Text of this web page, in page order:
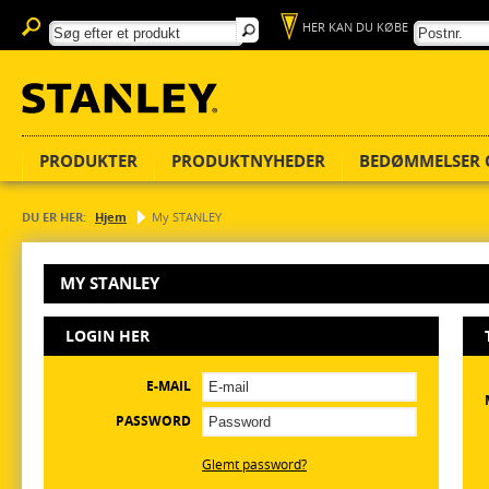
HER KAN DU KØBE
PRODUKTER PRODUKTNYHEDER BEDØMMELSER
DU ER HER: Hjem My STANLEY
MY STANLEY
LOGIN HER
E-MAIL
PASSWORD
Glemt password?